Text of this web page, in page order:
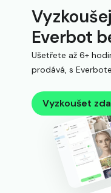
Everbot
Ušetřete až 6+
prodává, s
Vyzkoušet